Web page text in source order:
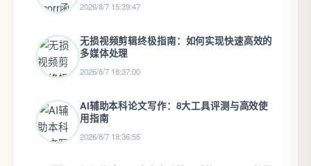
2026/8/7 15:39:47
无损视频剪辑终极指南：如何实现快速高效的
多媒体处理
2026/8/7 18:37:00
AI辅助本科论文写作：8大工具评测与高效使
用指南
2026/8/7 18:36:55